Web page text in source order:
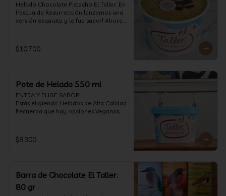
Helado Chocolate Pistacho El Taller: En
Pascua de Resurrección lanzamos una
versión exquisita y le fue super! Ahora
calidad, al centro una bomba de
chocolate blanco relleno de crema de
$10.700
Pote de Helado 550 ml
ENTRA Y ELIGE SABOR!
Estás eligiendo Helados de Alta Calidad.
Recuerda que hay opciones Veganas,
$8.300
Barra de Chocolate El Taller.
80 gr